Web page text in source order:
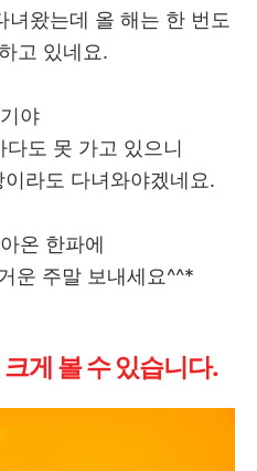
왔는데 올 해는 한 번도
고 있네요.
야
도 못 가고 있으니
라도 다녀와야겠네요.
온 한파에
운 주말 보내세요^^*
게 볼 수 있습니다.